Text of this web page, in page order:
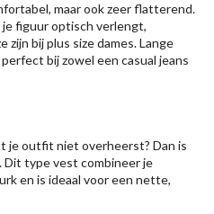
maar ook zeer flatterend.
figuur optisch verlengt,
zijn bij plus size dames. Lange
bij zowel een casual jeans
je outfit niet overheerst? Dan is
Dit type vest combineer je
en is ideaal voor een nette,